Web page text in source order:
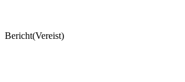
Bericht(Vereist)